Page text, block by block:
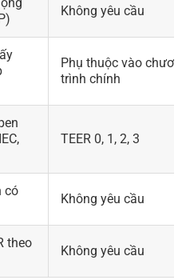
Không yêu cầu
Phụ thuộc vào
trình chính
TEER 0, 1, 2, 3
có
Không yêu cầu
theo
Không yêu cầu